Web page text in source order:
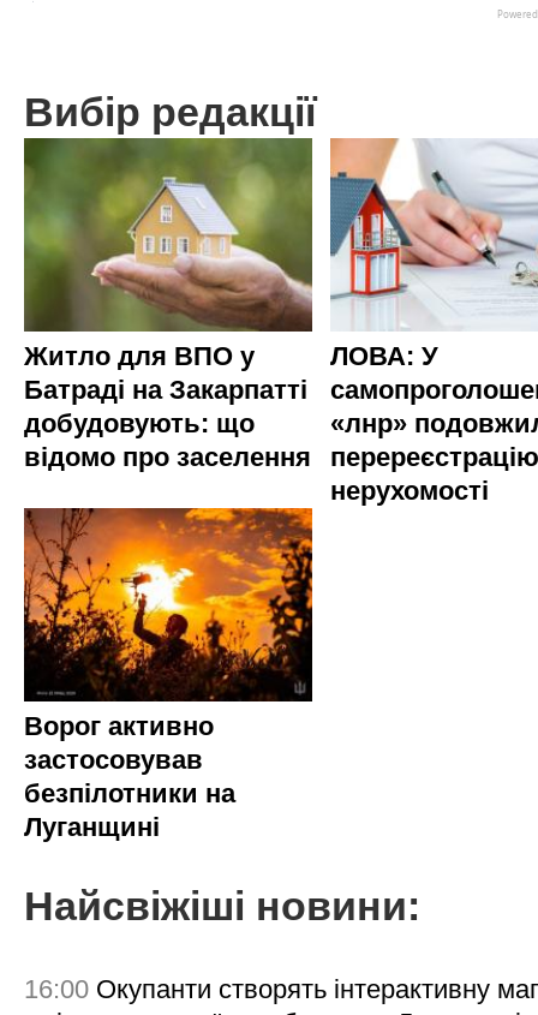
Вибір редакції
Житло для ВПО у
Батраді на Закарпатті
добудовують: що
відомо про заселення
ЛОВА: У
«лнр»
перереєстрацію
нерухомості
Ворог активно
застосовував
безпілотники на
Луганщині
Найсвіжіші новини:
16:00 Окупанти створять інтерактивну